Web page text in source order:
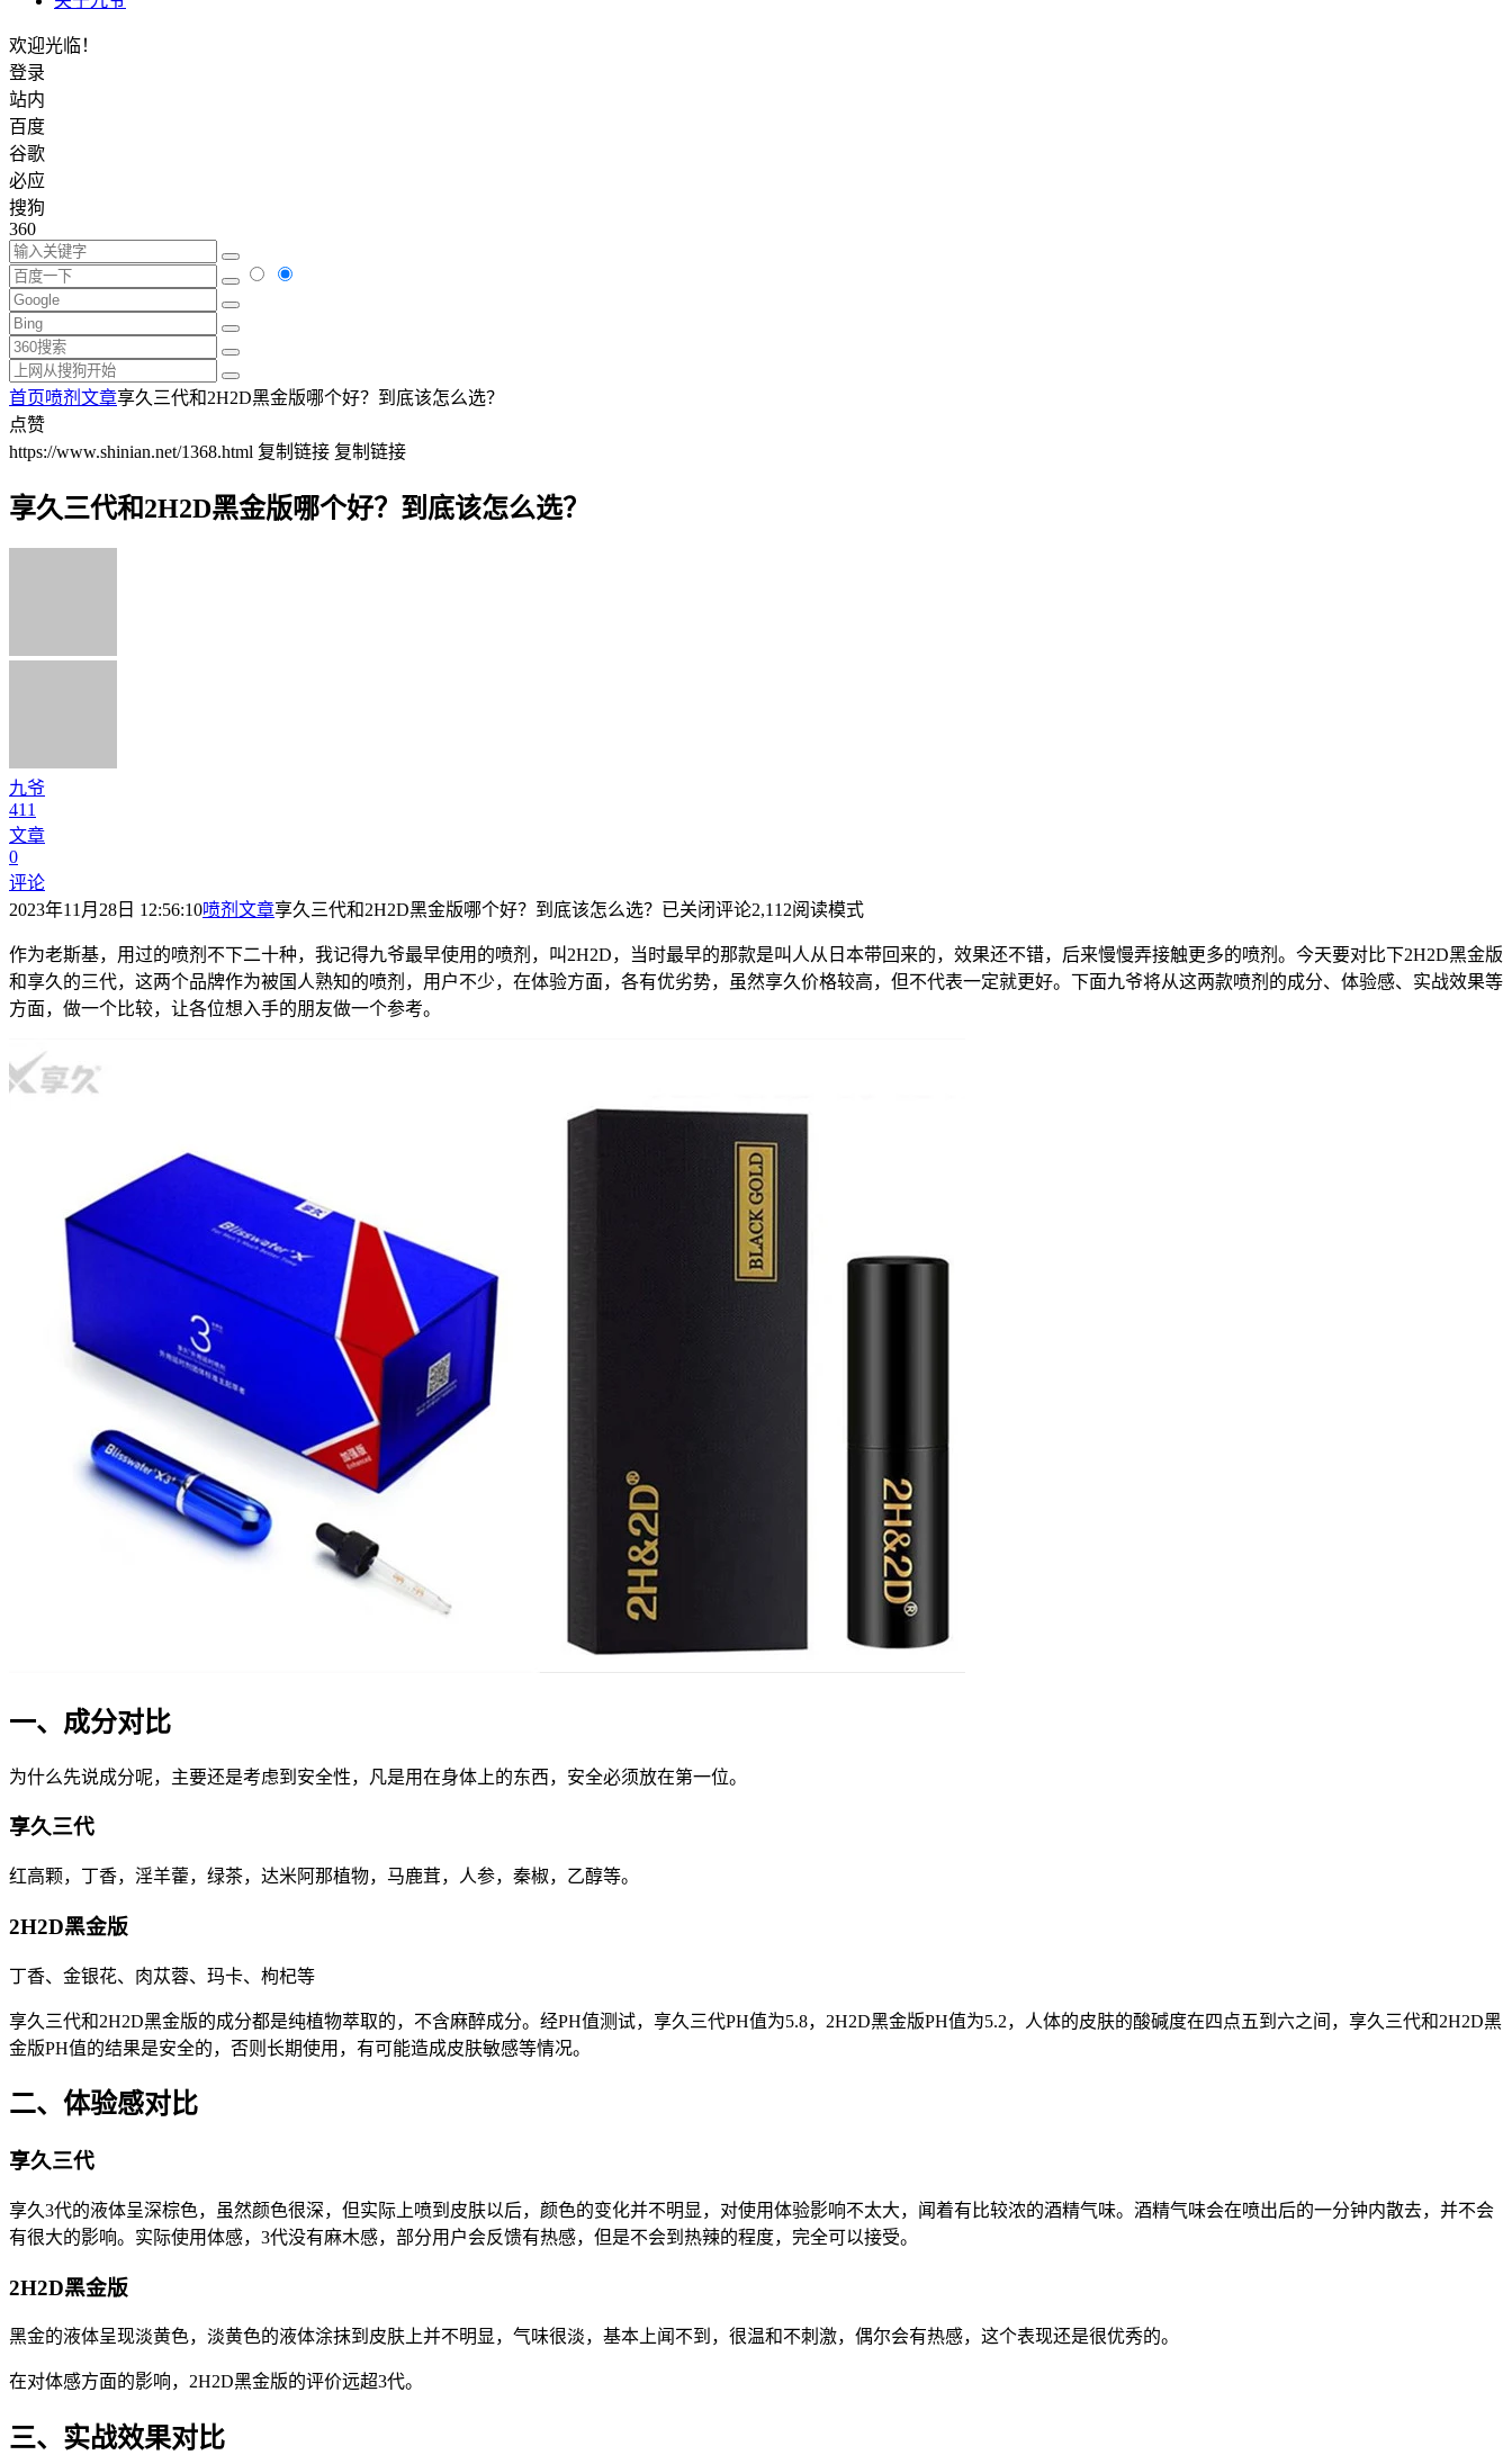
欢迎光临！
登录
站内
百度
谷歌
必应
搜狗
360
首页喷剂文章享久三代和2H2D黑金版哪个好？到底该怎么选？
点赞
https://www.shinian.net/1368.html 复制链接 复制链接
享久三代和2H2D黑金版哪个好？到底该怎么选？
九爷
411
文章
0
评论
2023年11月28日 12:56:10喷剂文章享久三代和2H2D黑金版哪个好？到底该怎么选？ 已关闭评论2,112阅读模式
作为老斯基，用过的喷剂不下二十种，我记得九爷最早使用的喷剂，叫2H2D，当时最早的那款是叫人从日本带回来的，效果还不错，后来慢慢弄接触更多的喷剂。今天要对比下2H2D黑金版
和享久的三代，这两个品牌作为被国人熟知的喷剂，用户不少，在体验方面，各有优劣势，虽然享久价格较高，但不代表一定就更好。下面九爷将从这两款喷剂的成分、体验感、实战效果等
方面，做一个比较，让各位想入手的朋友做一个参考。
一、成分对比
为什么先说成分呢，主要还是考虑到安全性，凡是用在身体上的东西，安全必须放在第一位。
享久三代
红高颗，丁香，淫羊藿，绿茶，达米阿那植物，马鹿茸，人参，秦椒，乙醇等。
2H2D黑金版
丁香、金银花、肉苁蓉、玛卡、枸杞等
享久三代和2H2D黑金版的成分都是纯植物萃取的，不含麻醉成分。经PH值测试，享久三代PH值为5.8，2H2D黑金版PH值为5.2，人体的皮肤的酸碱度在四点五到六之间，享久三代和2H2D黑
金版PH值的结果是安全的，否则长期使用，有可能造成皮肤敏感等情况。
二、体验感对比
享久三代
享久3代的液体呈深棕色，虽然颜色很深，但实际上喷到皮肤以后，颜色的变化并不明显，对使用体验影响不太大，闻着有比较浓的酒精气味。酒精气味会在喷出后的一分钟内散去，并不会
有很大的影响。实际使用体感，3代没有麻木感，部分用户会反馈有热感，但是不会到热辣的程度，完全可以接受。
2H2D黑金版
黑金的液体呈现淡黄色，淡黄色的液体涂抹到皮肤上并不明显，气味很淡，基本上闻不到，很温和不刺激，偶尔会有热感，这个表现还是很优秀的。
在对体感方面的影响，2H2D黑金版的评价远超3代。
三、实战效果对比